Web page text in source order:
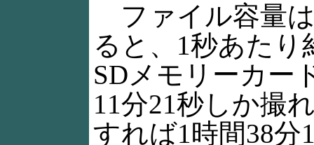
ファイル容量
ると、1秒あたり
SDメモリーカー
11分21秒しか撮
すれば1時間38